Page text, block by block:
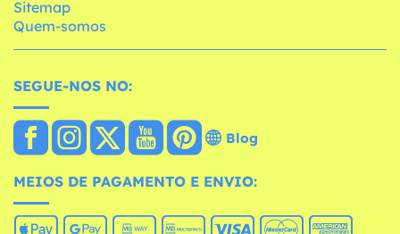
Sitemap
Quem-somos
SEGUE-NOS NO:
Blog
MEIOS DE PAGAMENTO E ENVIO: